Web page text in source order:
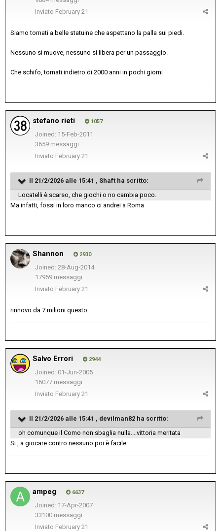
Inviato February 21
Siamo tornati a belle statuine che aspettano la palla sui piedi.
Nessuno si muove, nessuno si libera per un passaggio.
Che schifo, tornati indietro di 2000 anni in pochi giorni
stefano rieti 1057
Joined: 15-Feb-2011
3659 messaggi
Inviato February 21
Il 21/2/2026 alle 15:41 , Shaft ha scritto:
Locatelli è scarso, che giochi o no cambia poco.
Ma infatti, fossi in loro manco ci andrei a Roma
Shannon 2930
Joined: 28-Aug-2014
17959 messaggi
Inviato February 21
rinnovo da 7 milioni questo
Salvo Errori 2944
Joined: 01-Jun-2005
16077 messaggi
Inviato February 21
Il 21/2/2026 alle 15:41 , devilman82 ha scritto:
oh comunque il Como non sbaglia nulla....vittoria meritata
Si , a giocare contro nessuno poi è facile
ampeg 6637
Joined: 17-Apr-2007
33100 messaggi
Inviato February 21